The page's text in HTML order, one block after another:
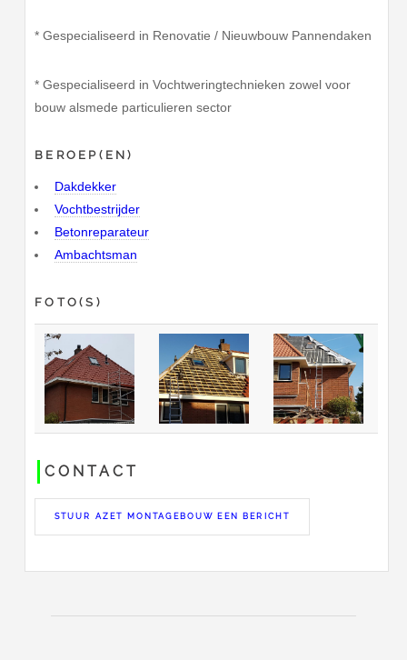
* Gespecialiseerd in Renovatie / Nieuwbouw Pannendaken
* Gespecialiseerd in Vochtweringtechnieken zowel voor
bouw alsmede particulieren sector
BEROEP(EN)
Dakdekker
Vochtbestrijder
Betonreparateur
Ambachtsman
FOTO(S)
CONTACT
STUUR AZET MONTAGEBOUW EEN BERICHT